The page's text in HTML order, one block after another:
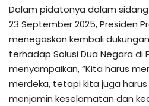
Dalam pidatonya dalam
23 September 2025, Presiden
menegaskan kembali
terhadap Solusi Dua Negara di
menyampaikan, “Kita harus
merdeka, tetapi kita juga
menjamin keselamatan dan